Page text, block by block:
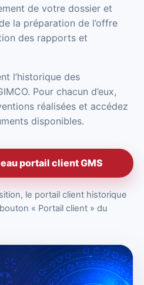
de votre dossier et
la préparation de l’offre
des rapports et
l’historique des
Pour chacun d’eux,
réalisées et accédez
disponibles.
portail client GMS
le portail client historique
« Portail client » du